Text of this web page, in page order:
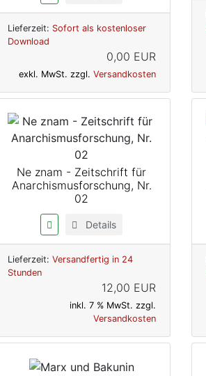
Lieferzeit: Sofort als kostenloser
Download
0,00 EUR
exkl. MwSt. zzgl. Versandkosten
Ne znam - Zeitschrift für
Anarchismusforschung, Nr.
02
Details
Lieferzeit: Versandfertig in 24
Stunden
12,00 EUR
inkl. 7 % MwSt. zzgl.
Versandkosten